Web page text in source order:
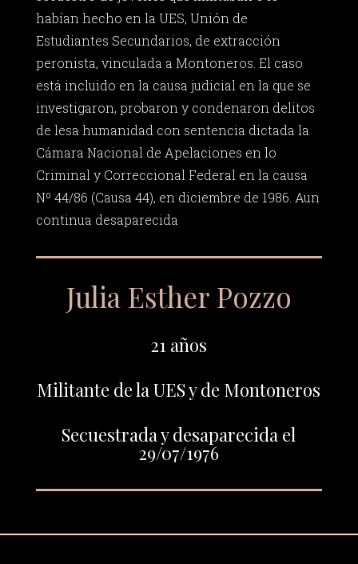
habían hecho en la UES, Unión de
Estudiantes Secundarios, de extracción
peronista, vinculada a Montoneros. El caso
está incluido en la causa judicial en la que se
investigaron, probaron y condenaron delitos
de lesa humanidad con sentencia dictada la
Cámara Nacional de Apelaciones en lo
Criminal y Correccional Federal en la causa
Nº 44/86 (Causa 44), en diciembre de 1986. Aun
continua desaparecida
Julia Esther Pozzo
21 años
Militante de la UES y de Montoneros
Secuestrada y desaparecida el
29/07/1976